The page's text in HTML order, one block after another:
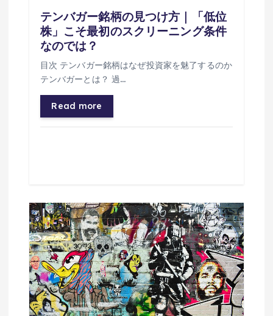
テンバガー銘柄の見つけ方｜「低位
株」こそ最初のスクリーニング条件
なのでは？
目次 テンバガー銘柄はなぜ投資家を魅了するのか
テンバガーとは？ 過…
Read more